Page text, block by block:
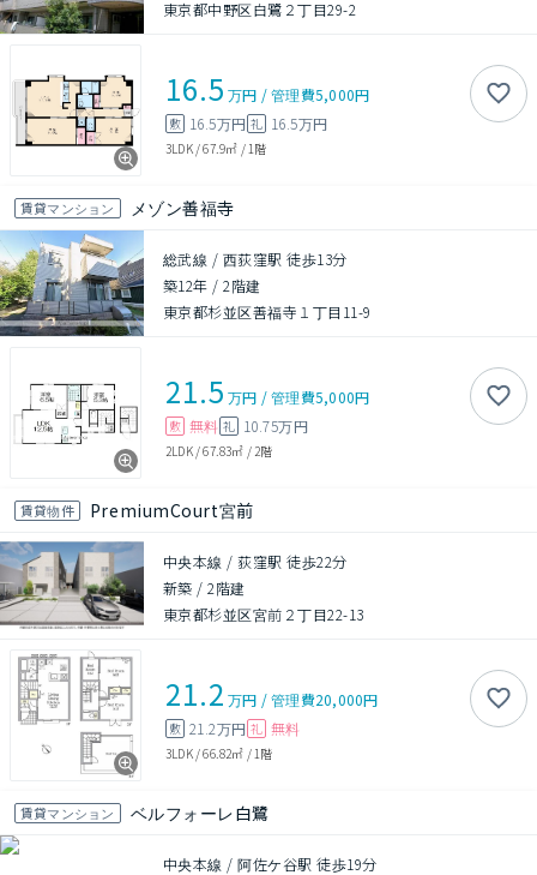
東京都中野区白鷺２丁目29-2
16.5 万円 /管理費5,000円
敷 16.5万円 礼 16.5万円
3LDK/67.9㎡ / 1階
賃貸マンション メゾン善福寺
総武線 / 西荻窪駅 徒歩13分
築12年 /2階建
東京都杉並区善福寺１丁目11-9
21.5 万円 /管理費5,000円
敷 無料 礼 10.75万円
2LDK/67.83㎡ / 2階
賃貸物件 PremiumCourt宮前
中央本線 / 荻窪駅 徒歩22分
新築 /2階建
東京都杉並区宮前２丁目22-13
21.2 万円 /管理費20,000円
敷 21.2万円 礼 無料
3LDK/66.82㎡ / 1階
賃貸マンション ベルフォーレ白鷺
中央本線 / 阿佐ケ谷駅 徒歩19分